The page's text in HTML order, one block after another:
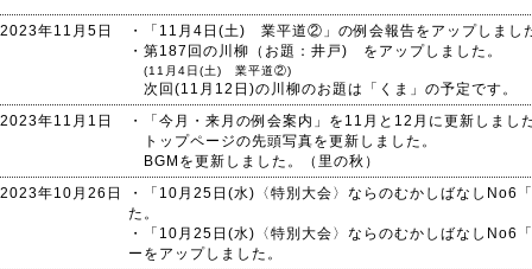
2023年11月5日
・「11月4日(土) 業平道②」の例会報告をアップしまし
・第187回の川柳（お題：井戸) をアップしました。
(11月4日(土) 業平道②)
次回(11月12日)の川柳のお題は「くま」の予定です。
2023年11月1日
・「今月・来月の例会案内」を11月と12月に更新しまし
トップページの先頭写真を更新しました。
BGMを更新しました。（里の秋）
2023年10月26日
・「10月25日(水)〈特別大会〉ならのむかしばなしNo6
た。
・「10月25日(水)〈特別大会〉ならのむかしばなしNo6
ーをアップしました。